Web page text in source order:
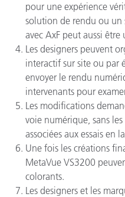
pour une expérience
solution de rendu ou un
avec AxF peut aussi être
Les designers peuvent
interactif sur site ou par
envoyer le rendu
intervenants pour
Les modifications
voie numérique, sans
associées aux essais en
Une fois les créations
MetaVue VS3200
colorants.
Les designers et les